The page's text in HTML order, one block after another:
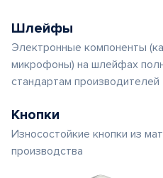
Шлейфы
Электронные компоненты
микрофоны) на шлейфах
стандартам производителей
Кнопки
Износостойкие кнопки из
производства